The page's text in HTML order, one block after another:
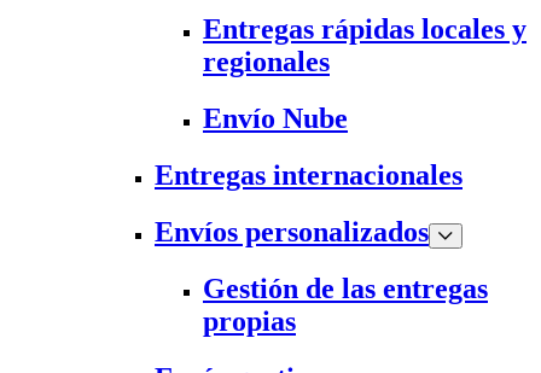
Entregas rápidas locales y
regionales
Envío Nube
Entregas internacionales
Envíos personalizados
Gestión de las entregas
propias